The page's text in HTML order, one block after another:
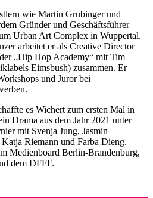
wie Martin Grubinger und
Gründer und Geschäftsführer
Urban Art Complex in Wuppertal.
arbeitet er als Creative Director
„Hip Hop Academy“ mit Tim
Eimsbush) zusammen. Er
und Juror bei
es Wichert zum ersten Mal in
Drama aus dem Jahr 2021 unter
mit Svenja Jung, Jasmin
Riemann und Farba Dieng.
Medienboard Berlin-Brandenburg,
dem DFFF.